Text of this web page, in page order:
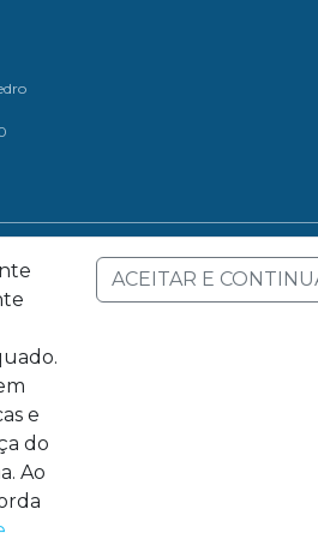
e
do
Ao
ACEITAR E
de Roraima - Todos os direitos reservados